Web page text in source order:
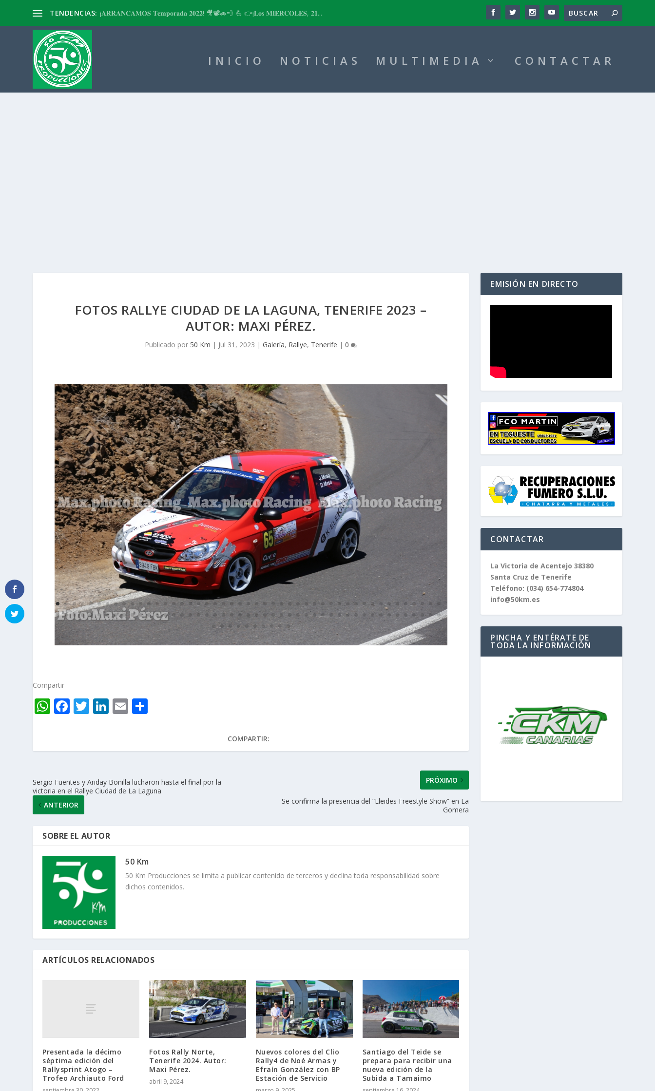
TENDENCIAS: ¡𝐀𝐑𝐑𝐀𝐍𝐂𝐀𝐌𝐎𝐒 𝐓𝐞𝐦𝐩𝐨𝐫𝐚𝐝𝐚 𝟐𝟎𝟐𝟐! 🎥📽🚗💨 💪 👉¡𝐋𝐨𝐬 𝐌𝐈𝐄́𝐑𝐂𝐎𝐋𝐄𝐒, 𝟐𝟏...
INICIO NOTICIAS MULTIMEDIA CONTACTAR
FOTOS RALLYE CIUDAD DE LA LAGUNA, TENERIFE 2023 –
AUTOR: MAXI PÉREZ.
Publicado por 50 Km | Jul 31, 2023 |Galería, Rallye, Tenerife |0
Compartir
W
h
s
p
p
F
ac
b
o
k
T
w
er
Li
n
e
n
E
m
l
o
p
ti
r
COMPARTIR:
Sergio Fuentes y Ariday Bonilla lucharon hasta el final por la
victoria en el Rallye Ciudad de La Laguna
ANTERIOR
PRÓXIMO
Se confirma la presencia del “Lleides Freestyle Show” en La
Gomera
SOBRE EL AUTOR
50 Km
50 Km Producciones se limita a publicar contenido de terceros y declina toda responsabilidad sobre
dichos contenidos.
ARTÍCULOS RELACIONADOS
Presentada la décimo
séptima edición del
Rallysprint Atogo –
Trofeo Archiauto Ford
Fotos Rally Norte,
Tenerife 2024. Autor:
Maxi Pérez.
abril 9, 2024
Nuevos colores del Clio
Rally4 de Noé Armas y
Efraín González con BP
Estación de Servicio
Santiago del Teide se
prepara para recibir una
nueva edición de la
Subida a Tamaimo
EMISIÓN EN DIRECTO
CONTACTAR
La Victoria de Acentejo 38380
Santa Cruz de Tenerife
Teléfono: (034) 654-774804
info@50km.es
PINCHA Y ENTÉRATE DE
TODA LA INFORMACIÓN